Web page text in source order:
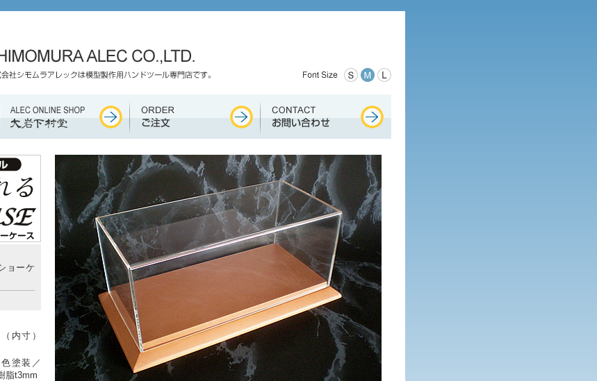
ョーケ
内寸）
塗装／
脂t3mm